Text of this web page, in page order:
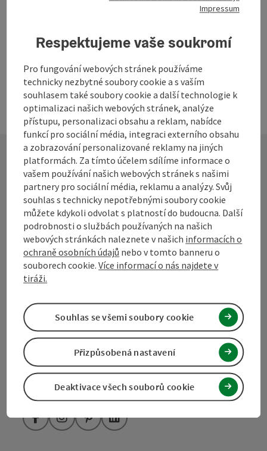
Kontakt
Turistické sdružení Mühlviertel
Hauptplatz 19
4190 Bad Leonfelden
+43 50 7263 100
info@muehlviertel.at
FacebookInstagramPinterestLinkedIn
Impressum
Respektujeme vaše soukromí
Pro fungování webových stránek používáme
technicky nezbytné soubory cookie a s vaším
souhlasem také soubory cookie a další technologie k
optimalizaci našich webových stránek, analýze
přístupu, personalizaci obsahu a reklam, nabídce
funkcí pro sociální média, integraci externího obsahu
a zobrazování personalizované reklamy na jiných
platformách. Za tímto účelem sdílíme informace o
vašem používání našich webových stránek s našimi
partnery pro sociální média, reklamu a analýzy. Svůj
souhlas s technicky nepotřebnými soubory cookie
můžete kdykoli odvolat s platností do budoucna. Další
podrobnosti o službách používaných na našich
webových stránkách naleznete v našich informacích o
ochraně osobních údajů nebo v tomto banneru o
souborech cookie.Více informací o nás najdete v
tiráži.
Deaktivace všech souborů cookie
Přizpůsobená nastavení
Souhlas se všemi soubory cookie